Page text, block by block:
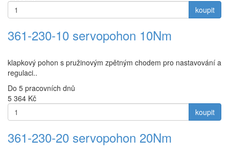
koupit
361-230-10 servopohon 10Nm
klapkový pohon s pružinovým zpětným chodem pro nastavování a
regulaci..
Do 5 pracovních dnů
5 364 Kč
koupit
361-230-20 servopohon 20Nm